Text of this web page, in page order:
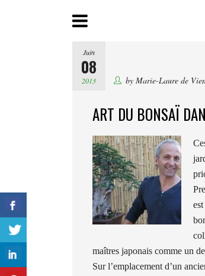
Juin
08
2013 by Marie-Laure de
ART DU BONSAÏ
maîtres japonais comme un
Sur l’emplacement d’un